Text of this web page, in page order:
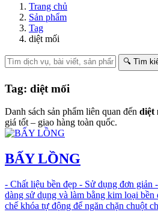
Trang chủ
Sản phẩm
Tag
diệt mối
🔍 Tìm
Tag: diệt mối
Danh sách sản phẩm liên quan đến diệt
giá tốt – giao hàng toàn quốc.
BẤY LỒNG
- Chất liệu bền đẹp - Sử dụng đơn giản
dàng sử dụng và làm bằng kim loại
chế khóa tự động để ngăn chặn chuột